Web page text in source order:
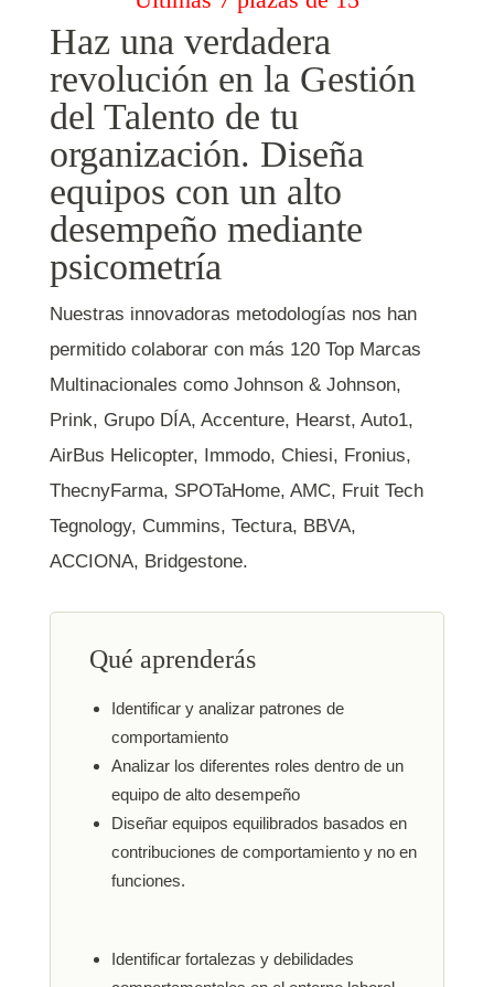
Haz una verdadera
revolución en la Gestión
del Talento de tu
organización. Diseña
equipos con un alto
desempeño mediante
psicometría
Nuestras innovadoras metodologías nos han
permitido colaborar con más 120 Top Marcas
Multinacionales como Johnson & Johnson,
Prink, Grupo DÍA, Accenture, Hearst, Auto1,
AirBus Helicopter, Immodo, Chiesi, Fronius,
ThecnyFarma, SPOTaHome, AMC, Fruit Tech
Tegnology, Cummins, Tectura, BBVA,
ACCIONA, Bridgestone.
Qué aprenderás
Identificar y analizar patrones de
comportamiento
Analizar los diferentes roles dentro de un
equipo de alto desempeño
Diseñar equipos equilibrados basados en
contribuciones de comportamiento y no en
funciones.
Identificar fortalezas y debilidades